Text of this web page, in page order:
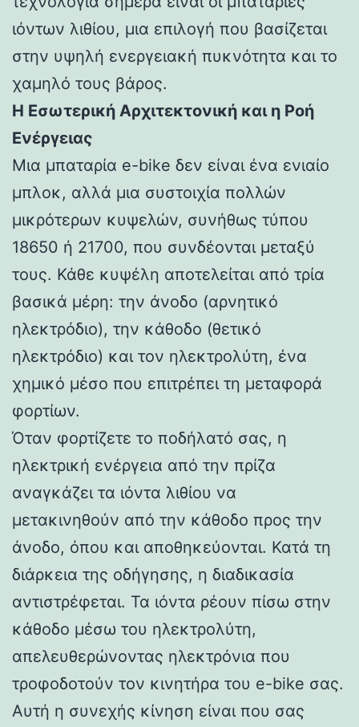
ιόντων λιθίου, μια επιλογή που βασίζεται
στην υψηλή ενεργειακή πυκνότητα και το
χαμηλό τους βάρος.
Η Εσωτερική Αρχιτεκτονική και η Ροή
Ενέργειας
Μια μπαταρία e-bike δεν είναι ένα ενιαίο
μπλοκ, αλλά μια συστοιχία πολλών
μικρότερων κυψελών, συνήθως τύπου
18650 ή 21700, που συνδέονται μεταξύ
τους. Κάθε κυψέλη αποτελείται από τρία
βασικά μέρη: την άνοδο (αρνητικό
ηλεκτρόδιο), την κάθοδο (θετικό
ηλεκτρόδιο) και τον ηλεκτρολύτη, ένα
χημικό μέσο που επιτρέπει τη μεταφορά
φορτίων.
Όταν φορτίζετε το ποδήλατό σας, η
ηλεκτρική ενέργεια από την πρίζα
αναγκάζει τα ιόντα λιθίου να
μετακινηθούν από την κάθοδο προς την
άνοδο, όπου και αποθηκεύονται. Κατά τη
διάρκεια της οδήγησης, η διαδικασία
αντιστρέφεται. Τα ιόντα ρέουν πίσω στην
κάθοδο μέσω του ηλεκτρολύτη,
απελευθερώνοντας ηλεκτρόνια που
τροφοδοτούν τον κινητήρα του e-bike σας.
Αυτή η συνεχής κίνηση είναι που σας